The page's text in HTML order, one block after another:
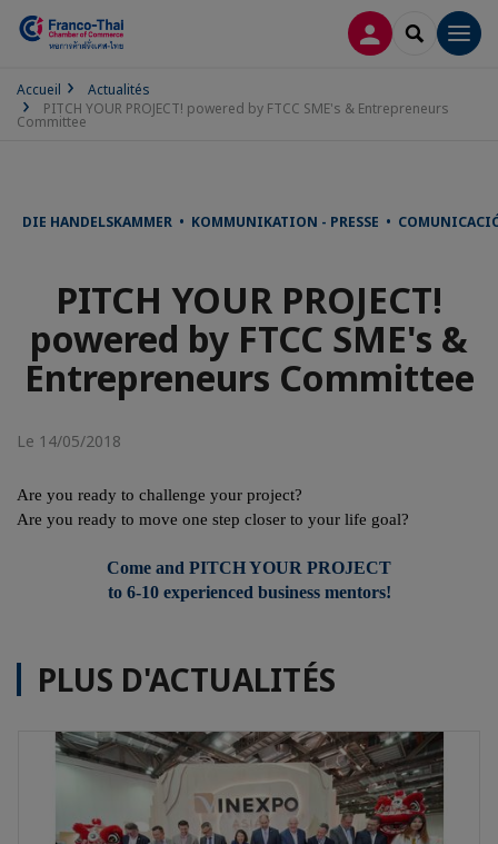
CONNEXION
Accueil
Actualités
PITCH YOUR PROJECT! powered by FTCC SME's & Entrepreneurs
Committee
DIE HANDELSKAMMER • KOMMUNIKATION - PRESSE •
PITCH YOUR PROJECT!
powered by FTCC SME's &
Entrepreneurs Committee
Le 14/05/2018
Are you ready to challenge your project?
Are you ready to move one step closer to your life goal?
Come and PITCH YOUR PROJECT
to 6-10 experienced business mentors!
PLUS D'ACTUALITÉS